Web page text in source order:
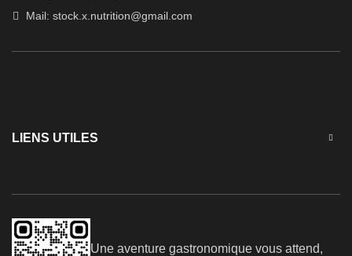
Mail: stock.x.nutrition@gmail.com
LIENS UTILES
Une aventure gastronomique vous attend,